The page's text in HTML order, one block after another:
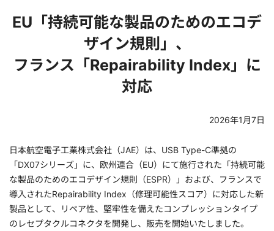
EU「持続可能な製品のためのエコデ
ザイン規則」、
フランス「Repairability Index」に
対応
2026年1月7日
日本航空電子工業株式会社（JAE）は、USB Type-C準拠の
「DX07シリーズ」に、欧州連合（EU）にて施行された「持続可能
な製品のためのエコデザイン規則（ESPR）」および、フランスで
導入されたRepairability Index（修理可能性スコア）に対応した新
製品として、リペア性、堅牢性を備えたコンプレッションタイプ
のレセプタクルコネクタを開発し、販売を開始いたしました。